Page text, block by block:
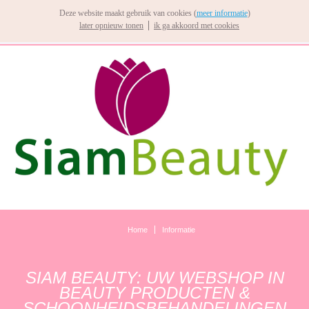
Home Informatie
SIAM BEAUTY: UW WEBSHOP IN
BEAUTY PRODUCTEN &
Deze website maakt gebruik van cookies (meer informatie)
later opnieuw tonen
ik ga akkoord met cookies